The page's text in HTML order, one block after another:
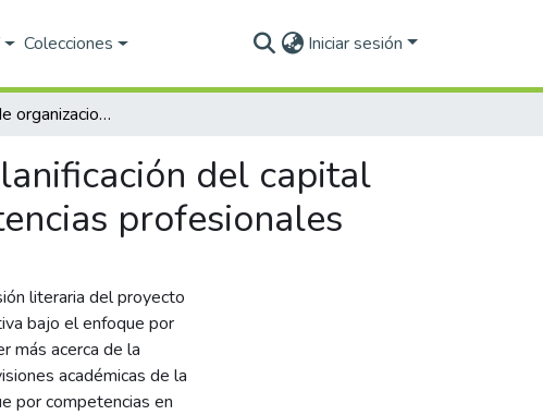
Colecciones Iniciar sesión
La dirección de organizaciones educativas y la planificación del capital intelectual académico en el enfoque por competencias profesionales
del capital
profesionales
literaria del proyecto
bajo el enfoque por
más acerca de la
académicas de la
por competencias en